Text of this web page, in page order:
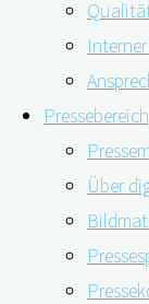
Pressebereich
Über
Viele
resultierenden
Demenzrisiko
gesteigert
einen
Entwicklung
Ihr